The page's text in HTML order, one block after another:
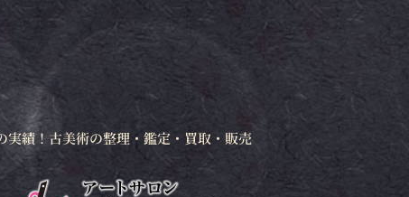
実績！古美術の整理・鑑定・買取・販売